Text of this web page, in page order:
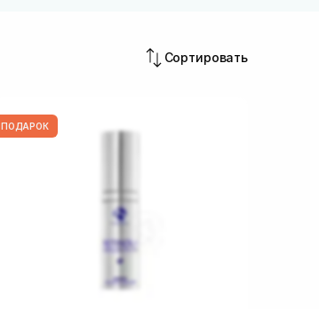
Сортировать
ПОДАРОК